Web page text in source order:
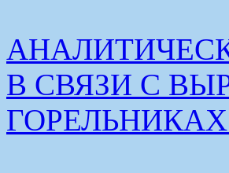
В СВЯЗИ С
ГОРЕЛЬНИКАХ